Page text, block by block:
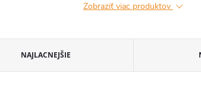
Zobraziť viac produktov
NAJLACNEJŠIE